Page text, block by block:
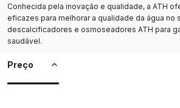
Conhecida pela inovação e qualidade, a ATH
eficazes para melhorar a qualidade da água no
descalcificadores e osmoseadores ATH para
saudável.
Preço